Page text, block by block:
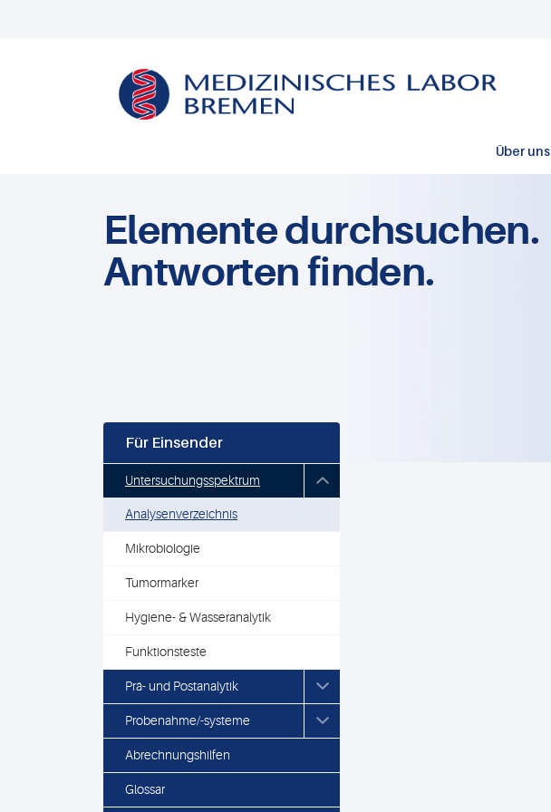
Über uns
Elemente durchsuchen.
Antworten finden.
Für Einsender
Untersuchungsspektrum
Analysenverzeichnis
Mikrobiologie
Tumormarker
Hygiene- & Wasseranalytik
Funktionsteste
Prä- und Postanalytik
Probenahme/-systeme
Abrechnungshilfen
Glossar